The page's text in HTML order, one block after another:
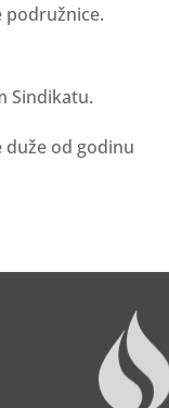
podružnice.
Sindikatu.
od godinu